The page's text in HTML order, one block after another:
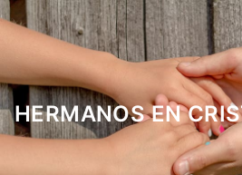
Ir
contenido
HERMANOS EN